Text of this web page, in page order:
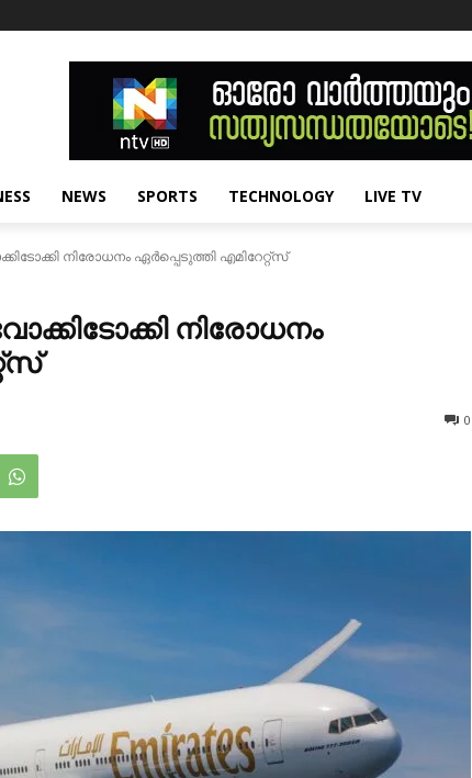
NEWS SPORTS TECHNOLOGY LIVE TV
നിരോധനം ഏര്‍പ്പെടുത്തി എമിറേറ്റ്‌സ്‌
നിരോധനം
0